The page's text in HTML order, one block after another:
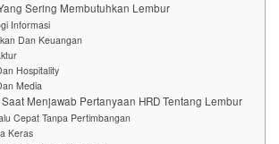
Sering Membutuhkan Lembur
Informasi
Dan Keuangan
Hospitality
Media
Menjawab Pertanyaan HRD Tentang Lembur
Cepat Tanpa Pertimbangan
Keras